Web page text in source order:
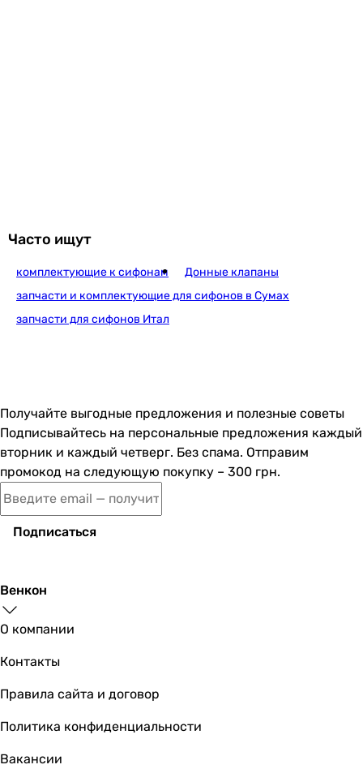
Часто ищут
комплектующие к сифонам
Донные клапаны
запчасти и комплектующие для сифонов в Сумах
запчасти для сифонов Итал
Получайте выгодные предложения и полезные советы
Подписывайтесь на персональные предложения каждый
вторник и каждый четверг. Без спама. Отправим
промокод на следующую покупку – 300 грн.
Подписаться
Венкон
О компании
Контакты
Правила сайта и договор
Политика конфиденциальности
Вакансии